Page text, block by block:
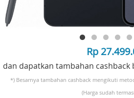
Rp
dan dapatkan tambahan cashback
*) Besarnya tambahan cashback mengikuti
(Harga sudah